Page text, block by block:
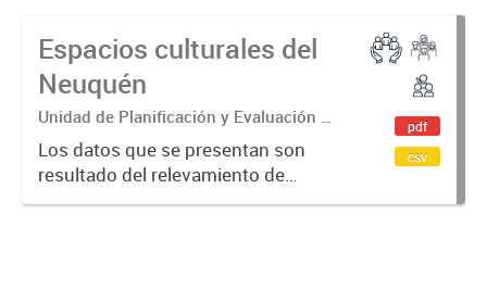
Espacios culturales del
Neuquén
Unidad de Planificación y Evaluación de
Políticas Sociales (UPEPS).
Observatorio de Deportes, Actividad
Física y Cultura (ODAFyC).
Los datos que se presentan son
resultado del relevamiento de
espacios culturales de la provincia
pdf
csv